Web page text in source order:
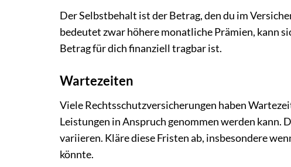
Der Selbstbehalt ist der Betrag, den du im
bedeutet zwar höhere monatliche Prämien, kann
Betrag für dich finanziell tragbar ist.
Wartezeiten
Viele Rechtsschutzversicherungen haben
Leistungen in Anspruch genommen werden kann.
variieren. Kläre diese Fristen ab, insbesondere
könnte.